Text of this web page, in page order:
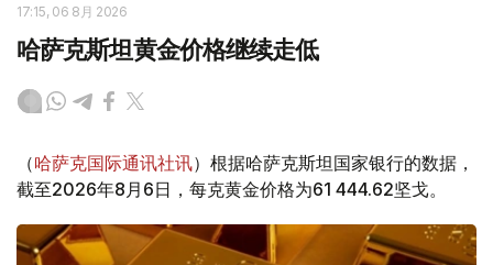
17:15, 06 8月 2026
哈萨克斯坦黄金价格继续走低
（哈萨克国际通讯社讯）根据哈萨克斯坦国家银行的数据，
截至2026年8月6日，每克黄金价格为61 444.62坚戈。